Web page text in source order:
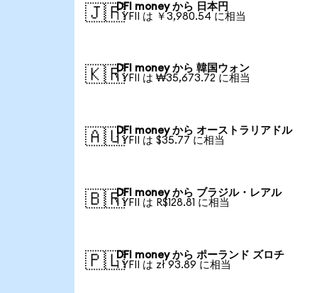
🇯🇵DFI money から 日本円
1 YFII は ￥3,980.54 に相当
🇰🇷DFI money から 韓国ウォン
1 YFII は ₩35,673.72 に相当
🇦🇺DFI money から オーストラリアドル
1 YFII は $35.77 に相当
🇧🇷DFI money から ブラジル・レアル
1 YFII は R$128.81 に相当
🇵🇱DFI money から ポーランド ズロチ
1 YFII は zł 93.89 に相当